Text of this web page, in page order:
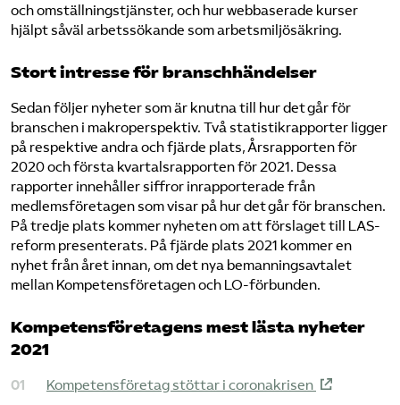
och omställningstjänster, och hur webbaserade kurser
hjälpt såväl arbetssökande som arbetsmiljösäkring.
Stort intresse för branschhändelser
Sedan följer nyheter som är knutna till hur det går för
branschen i makroperspektiv. Två statistikrapporter ligger
på respektive andra och fjärde plats, Årsrapporten för
2020 och första kvartalsrapporten för 2021. Dessa
rapporter innehåller siffror inrapporterade från
medlemsföretagen som visar på hur det går för branschen.
På tredje plats kommer nyheten om att förslaget till LAS-
reform presenterats. På fjärde plats 2021 kommer en
nyhet från året innan, om det nya bemanningsavtalet
mellan Kompetensföretagen och LO-förbunden.
Kompetensföretagens mest lästa nyheter
2021
Kompetensföretag stöttar i coronakrisen